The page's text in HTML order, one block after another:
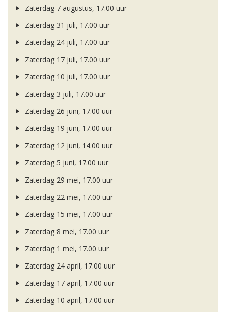
Zaterdag 7 augustus, 17.00 uur
Zaterdag 31 juli, 17.00 uur
Zaterdag 24 juli, 17.00 uur
Zaterdag 17 juli, 17.00 uur
Zaterdag 10 juli, 17.00 uur
Zaterdag 3 juli, 17.00 uur
Zaterdag 26 juni, 17.00 uur
Zaterdag 19 juni, 17.00 uur
Zaterdag 12 juni, 14.00 uur
Zaterdag 5 juni, 17.00 uur
Zaterdag 29 mei, 17.00 uur
Zaterdag 22 mei, 17.00 uur
Zaterdag 15 mei, 17.00 uur
Zaterdag 8 mei, 17.00 uur
Zaterdag 1 mei, 17.00 uur
Zaterdag 24 april, 17.00 uur
Zaterdag 17 april, 17.00 uur
Zaterdag 10 april, 17.00 uur